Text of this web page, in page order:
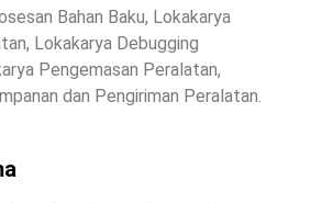
Bahan Baku, Lokakarya
Lokakarya Debugging
Pengemasan Peralatan,
dan Pengiriman Peralatan.